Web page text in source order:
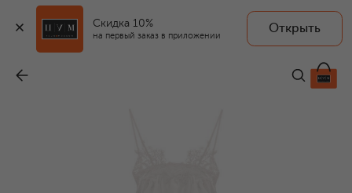
Скидка 10%
на первый заказ в приложении
Открыть
39 050 ₽